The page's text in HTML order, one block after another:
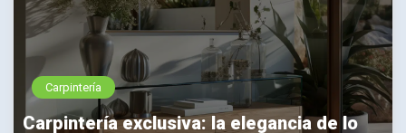
Carpintería
Carpintería exclusiva: la elegancia de lo